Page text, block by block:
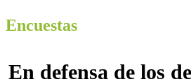
Encuestas
En defensa de los